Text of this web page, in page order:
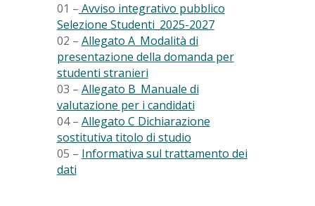
01 – Avviso integrativo pubblico
Selezione Studenti_2025-2027
02 – Allegato A_ Modalità di
presentazione della domanda per
studenti stranieri
03 – Allegato B_Manuale di
valutazione per i candidati
04 – Allegato C Dichiarazione
sostitutiva titolo di studio
05 – Informativa sul trattamento dei
dati